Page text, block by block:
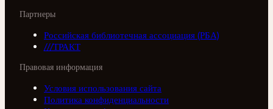
Партнеры
Российская библиотечная ассоциация (РБА)
///ТРАКТ
Правовая информация
Условия использования сайта
Политика конфиденциальности